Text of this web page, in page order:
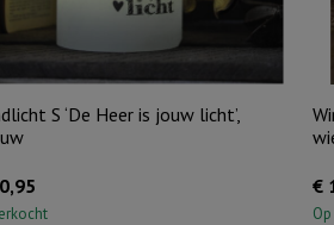
S ‘De Heer is jouw licht’,
€